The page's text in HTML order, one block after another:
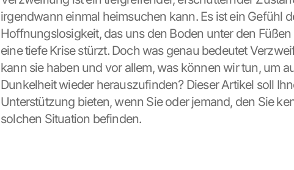
irgendwann einmal heimsuchen kann. Es ist ein Gefühl
Hoffnungslosigkeit, das uns den Boden unter den
eine tiefe Krise stürzt. Doch was genau bedeutet
kann sie haben und vor allem, was können wir tun, um
Dunkelheit wieder herauszufinden? Dieser Artikel soll
Unterstützung bieten, wenn Sie oder jemand, den Sie
solchen Situation befinden.